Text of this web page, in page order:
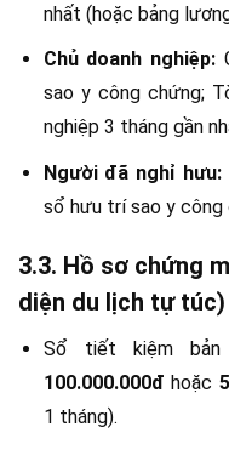
nhất (hoặc bảng
Chủ doanh nghiệp:
sao y công chứng;
nghiệp 3 tháng gần
Người đã nghỉ hưu:
sổ hưu trí sao y công
3.3. Hồ sơ chứng
diện du lịch tự túc)
Sổ tiết kiệm
100.000.000đ hoặc
1 tháng).